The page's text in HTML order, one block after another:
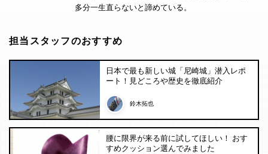
多分一生直らないと諦めている。
担当スタッフのおすすめ
日本で最も新しい城「尼崎城」潜入レポ
ート！見どころや歴史を徹底紹介
鈴木拓也
腰に限界が来る前に試してほしい！ おす
すめクッション選んでみました